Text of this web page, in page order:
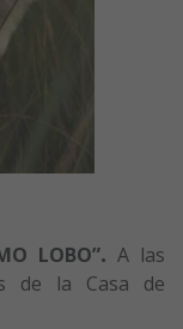
LOBO”.A las
de la Casa de